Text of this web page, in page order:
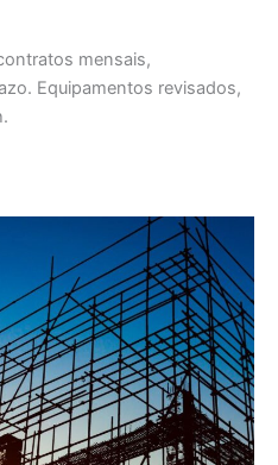
mensais,
Equipamentos revisados,